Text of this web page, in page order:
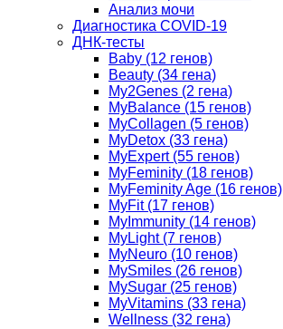
Анализ мочи
Диагностика COVID-19
ДНК-тесты
Baby (12 генов)
Beauty (34 гена)
My2Genes (2 гена)
MyBalance (15 генов)
MyCollagen (5 генов)
MyDetox (33 гена)
MyExpert (55 генов)
MyFeminity (18 генов)
MyFeminity Age (16 генов)
MyFit (17 генов)
MyImmunity (14 генов)
MyLight (7 генов)
MyNeuro (10 генов)
MySmiles (26 генов)
MySugar (25 генов)
MyVitamins (33 гена)
Wellness (32 гена)